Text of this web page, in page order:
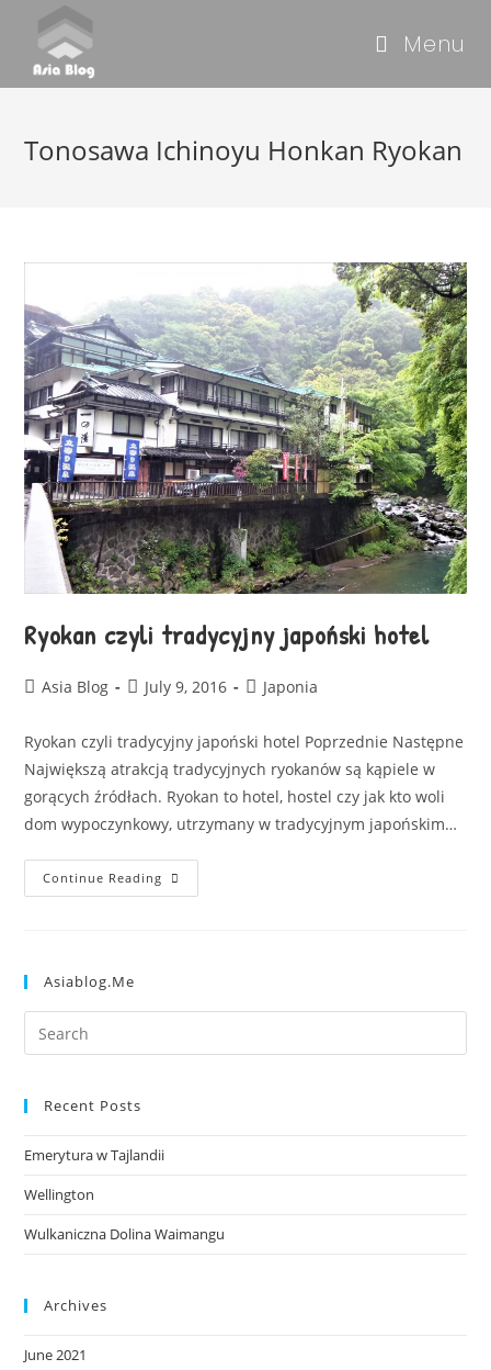
Menu
Tonosawa Ichinoyu Honkan Ryokan
Ryokan czyli tradycyjny japoński hotel
Asia Blog July 9, 2016 Japonia
Ryokan czyli tradycyjny japoński hotel Poprzednie Następne
Największą atrakcją tradycyjnych ryokanów są kąpiele w
gorących źródłach. Ryokan to hotel, hostel czy jak kto woli
dom wypoczynkowy, utrzymany w tradycyjnym japońskim…
Continue Reading
Asiablog.me
Recent Posts
Emerytura w Tajlandii
Wellington
Wulkaniczna Dolina Waimangu
Archives
June 2021